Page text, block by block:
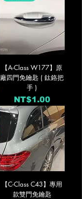
【A-Class W177】原
廠四門免鑰匙 ( 鈦鉻把
手 )
價格
NT$1.00
【C-Class C43】專用
款雙門免鑰匙